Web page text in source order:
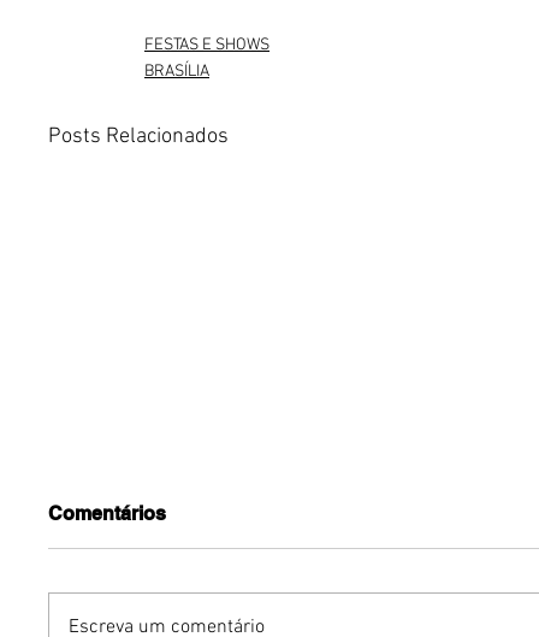
FESTAS E SHOWS
BRASÍLIA
Posts Relacionados
Comentários
Escreva um comentário